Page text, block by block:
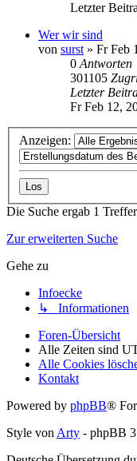
Letzter
Wer wir sind
von surst » Fr Feb
0 Antworten
301105
Letzter
Fr Feb 12,
Anzeigen:
Die Suche ergab 1
Zur erweiterten Suche
Gehe zu
Infoecke
↳ Informationen
Foren-Übersicht
Alle Zeiten sind
Alle Cookies
Kontakt
Powered by phpBB®
Style von Arty - phpBB